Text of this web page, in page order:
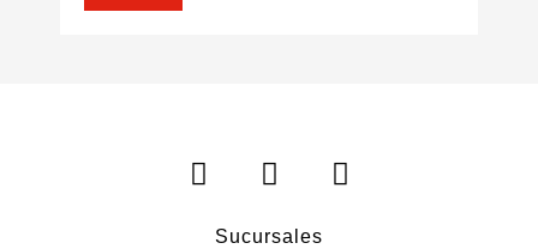
Sucursales